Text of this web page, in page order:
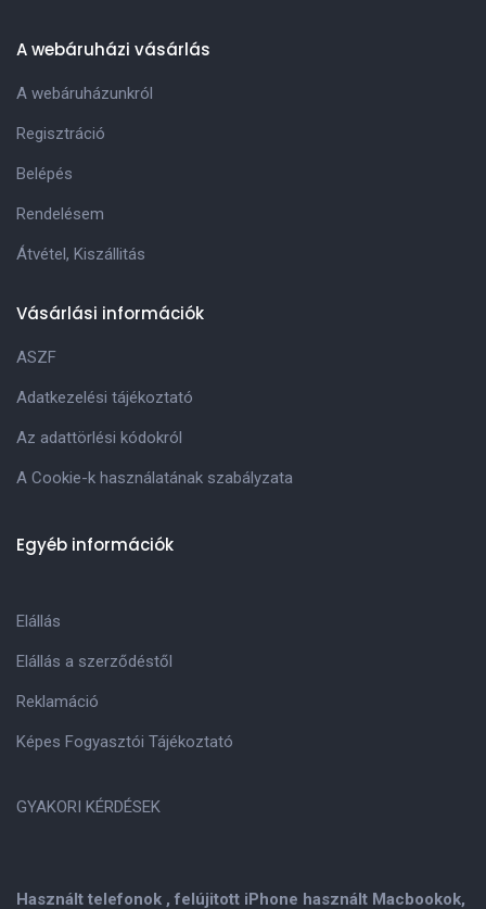
Használt telefonok , felújitott iPhone használt Macbookok,
A webáruházi vásárlás
A webáruházunkról
Regisztráció
Belépés
Rendelésem
Átvétel, Kiszállitás
Vásárlási információk
ASZF
Adatkezelési tájékoztató
Az adattörlési kódokról
A Cookie-k használatának szabályzata
Egyéb információk
Elállás
Elállás a szerződéstől
Reklamáció
Képes Fogyasztói Tájékoztató
GYAKORI KÉRDÉSEK